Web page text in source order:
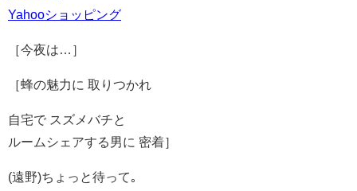
Yahooショッピング
［今夜は…］
［蜂の魅力に 取りつかれ
自宅で スズメバチと
ルームシェアする男に 密着］
(遠野)ちょっと待って｡